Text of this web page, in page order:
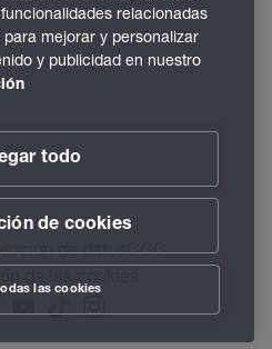
de datosCGC
relacionadas
mejorar y personalizar
y publicidad en nuestro
todo
de cookies
las cookies